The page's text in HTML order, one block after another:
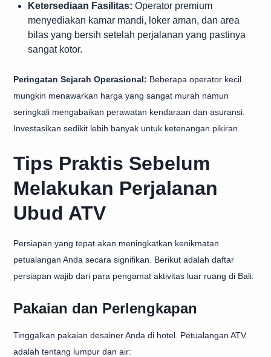
Ketersediaan Fasilitas: Operator premium
menyediakan kamar mandi, loker aman, dan area
bilas yang bersih setelah perjalanan yang pastinya
sangat kotor.
Peringatan Sejarah Operasional: Beberapa operator kecil
mungkin menawarkan harga yang sangat murah namun
seringkali mengabaikan perawatan kendaraan dan asuransi.
Investasikan sedikit lebih banyak untuk ketenangan pikiran.
Tips Praktis Sebelum
Melakukan Perjalanan
Ubud ATV
Persiapan yang tepat akan meningkatkan kenikmatan
petualangan Anda secara signifikan. Berikut adalah daftar
persiapan wajib dari para pengamat aktivitas luar ruang di Bali:
Pakaian dan Perlengkapan
Tinggalkan pakaian desainer Anda di hotel. Petualangan ATV
adalah tentang lumpur dan air: